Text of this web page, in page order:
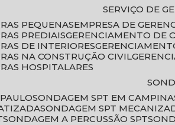
SERVIÇO DE
PEQUENAS
EMPRESA DE
PREDIAIS
GERENCIAMENTO DE
DE INTERIORES
NA CONSTRUÇÃO CIVIL
HOSPITALARES
SONDAGEM SPT EM
SONDAGEM SPT
SONDAGEM A PERCUSSÃO SPT